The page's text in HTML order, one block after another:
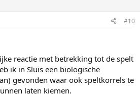
#10
reactie met betrekking tot de spelt
ik in Sluis een biologische
gevonden waar ook speltkorrels te
laten kiemen.